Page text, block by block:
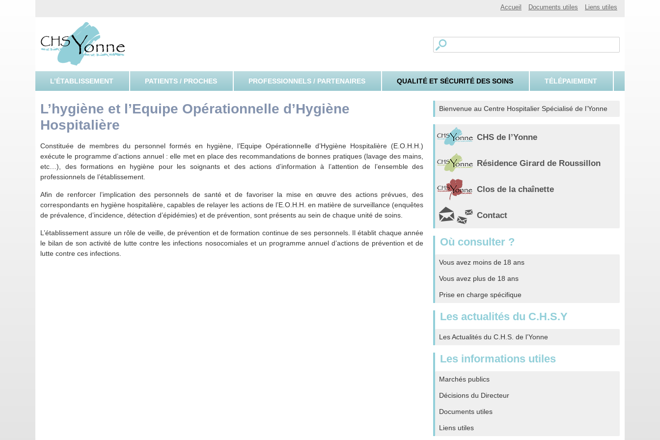
Accueil Documents utiles Liens utiles
L’ÉTABLISSEMENT PATIENTS / PROCHES PROFESSIONNELS / PARTENAIRES QUALITÉ ET SÉCURITÉ DES SOINS TÉLÉPAIEMENT
L’hygiène et l’Equipe Opérationnelle d’Hygiène
Hospitalière
Constituée de membres du personnel formés en hygiène, l’Equipe Opérationnelle d’Hygiène Hospitalière (E.O.H.H.)
exécute le programme d’actions annuel : elle met en place des recommandations de bonnes pratiques (lavage des mains,
etc…), des formations en hygiène pour les soignants et des actions d’information à l’attention de l’ensemble des
professionnels de l’établissement.
Afin de renforcer l’implication des personnels de santé et de favoriser la mise en œuvre des actions prévues, des
correspondants en hygiène hospitalière, capables de relayer les actions de l’E.O.H.H. en matière de surveillance (enquêtes
de prévalence, d’incidence, détection d’épidémies) et de prévention, sont présents au sein de chaque unité de soins.
L’établissement assure un rôle de veille, de prévention et de formation continue de ses personnels. Il établit chaque année
le bilan de son activité de lutte contre les infections nosocomiales et un programme annuel d’actions de prévention et de
lutte contre ces infections.
Bienvenue au Centre Hospitalier Spécialisé de l’Yonne
CHS de l’Yonne
Résidence Girard de Roussillon
Clos de la chaînette
Contact
Où consulter ?
Vous avez moins de 18 ans
Vous avez plus de 18 ans
Prise en charge spécifique
Les actualités du C.H.S.Y
Les Actualités du C.H.S. de l’Yonne
Les informations utiles
Marchés publics
Décisions du Directeur
Documents utiles
Liens utiles